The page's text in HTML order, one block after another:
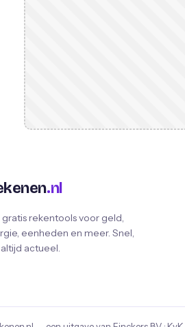
.nl
rekentools voor geld,
eenheden en meer. Snel,
actueel.